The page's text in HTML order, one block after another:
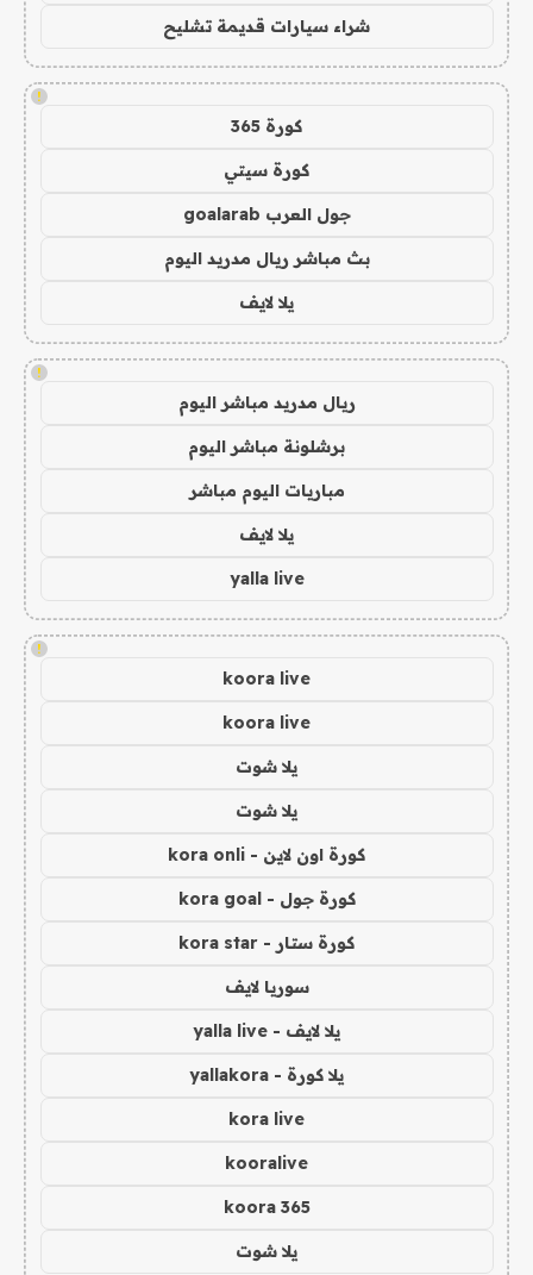
شراء سيارات قديمة تشليح
!
كورة 365
كورة سيتي
جول العرب goalarab
بث مباشر ريال مدريد اليوم
يلا لايف
!
ريال مدريد مباشر اليوم
برشلونة مباشر اليوم
مباريات اليوم مباشر
يلا لايف
yalla live
!
koora live
koora live
يلا شوت
يلا شوت
كورة اون لاين - kora onli
كورة جول - kora goal
كورة ستار - kora star
سوريا لايف
يلا لايف - yalla live
يلا كورة - yallakora
kora live
kooralive
koora 365
يلا شوت